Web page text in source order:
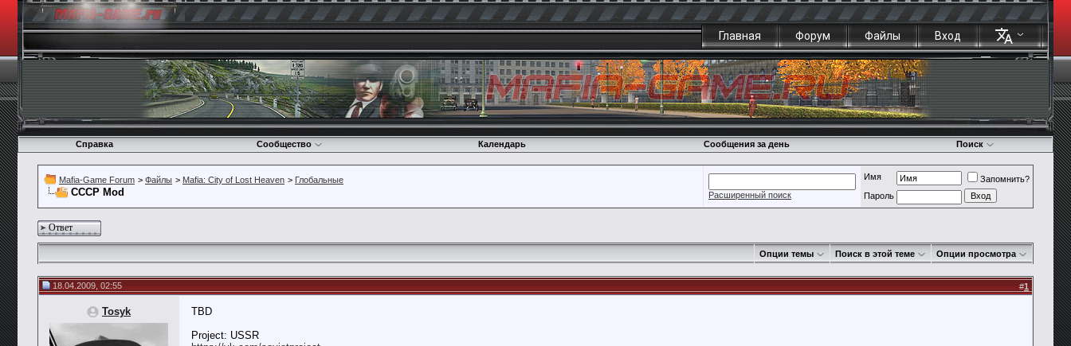
Главная Форум Файлы Вход
Справка Сообщество Календарь Сообщения за день Поиск
Mafia-Game Forum > Файлы > Mafia: City of Lost Heaven > Глобальные
СССР Mod Расширенный поиск
Имя
Запомнить?
Пароль
Ответ
Опции темы Поиск в этой теме Опции просмотра
18.04.2009, 02:55 #1
Tosyk
TBD
Project: USSR